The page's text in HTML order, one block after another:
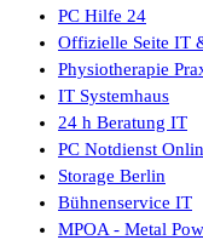
PC Hilfe 24
Offizielle Seite IT
Physiotherapie
IT Systemhaus
24 h Beratung IT
PC Notdienst
Storage Berlin
Bühnenservice IT
MPOA - Metal